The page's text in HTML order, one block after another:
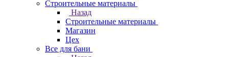
Строительные материалы
Назад
Строительные материалы
Магазин
Цех
Все для бани